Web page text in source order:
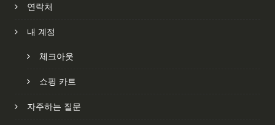
연락처
내 계정
체크아웃
쇼핑 카트
자주하는 질문